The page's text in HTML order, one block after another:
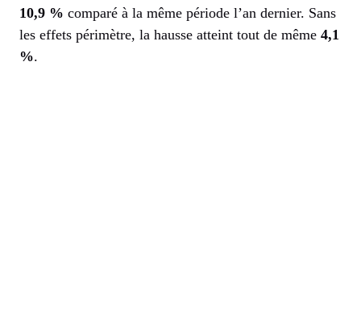
10,9 % comparé à la même période l’an dernier. Sans
les effets périmètre, la hausse atteint tout de même 4,1
%.